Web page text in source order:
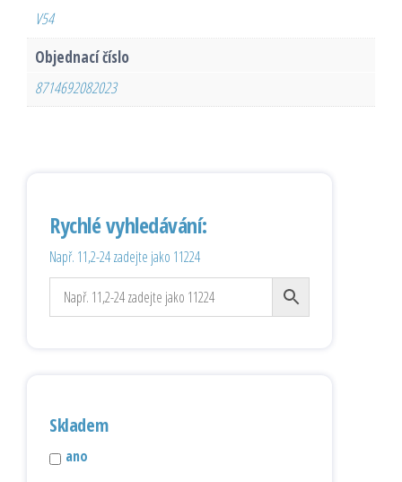
V54
Objednací číslo
8714692082023
Rychlé vyhledávání:
Např. 11,2-24 zadejte jako 11224
Skladem
ano